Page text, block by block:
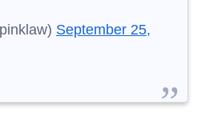
September 25,